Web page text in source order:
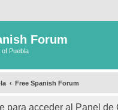
Forum
of Puebla
Free Spanish Forum
para acceder al Panel de